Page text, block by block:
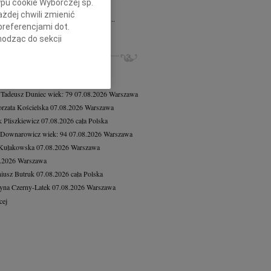
Chodakiewicz 07.08.2026 Warszawa
1 sierpnia 2026 roku w wieku 88 lat...
Duniecwiek: 7907.08.2026Warszawa
Kościelska07.08.2026Warszawa
Pliszkiewicz07.08.2026cała Polska
wiek: 9407.08.2026Warszawa
07.08.2026Warszawa
Warszawa
Butruk 07.08.2026cała Polska
Czerny-Latek 07.08.2026Warszawa
cookie Wyborczej sp.
chwili zmienić
dot.
do sekcji
przeglądarki.
identyfikacji.
pomiar reklam i